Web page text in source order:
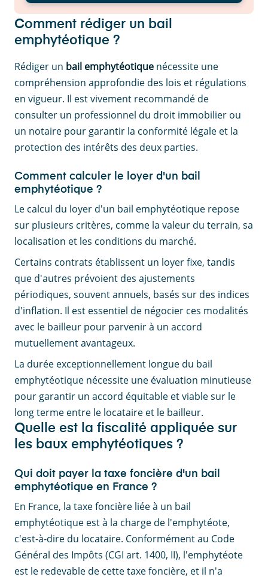
Comment rédiger un bail
emphytéotique ?
Rédiger un bail emphytéotique nécessite une
compréhension approfondie des lois et régulations
en vigueur. Il est vivement recommandé de
consulter un professionnel du droit immobilier ou
un notaire pour garantir la conformité légale et la
protection des intérêts des deux parties.
Comment calculer le loyer d'un bail
emphytéotique ?
Le calcul du loyer d'un bail emphytéotique repose
sur plusieurs critères, comme la valeur du terrain, sa
localisation et les conditions du marché.
Certains contrats établissent un loyer fixe, tandis
que d'autres prévoient des ajustements
périodiques, souvent annuels, basés sur des indices
d'inflation. Il est essentiel de négocier ces modalités
avec le bailleur pour parvenir à un accord
mutuellement avantageux.
La durée exceptionnellement longue du bail
emphytéotique nécessite une évaluation minutieuse
pour garantir un accord équitable et viable sur le
long terme entre le locataire et le bailleur.
Quelle est la fiscalité appliquée sur
les baux emphytéotiques ?
Qui doit payer la taxe foncière d'un bail
emphytéotique en France ?
En France, la taxe foncière liée à un bail
emphytéotique est à la charge de l'emphytéote,
c'est-à-dire du locataire. Conformément au Code
Général des Impôts (CGI art. 1400, II), l'emphytéote
est le redevable de cette taxe foncière, et il n'a